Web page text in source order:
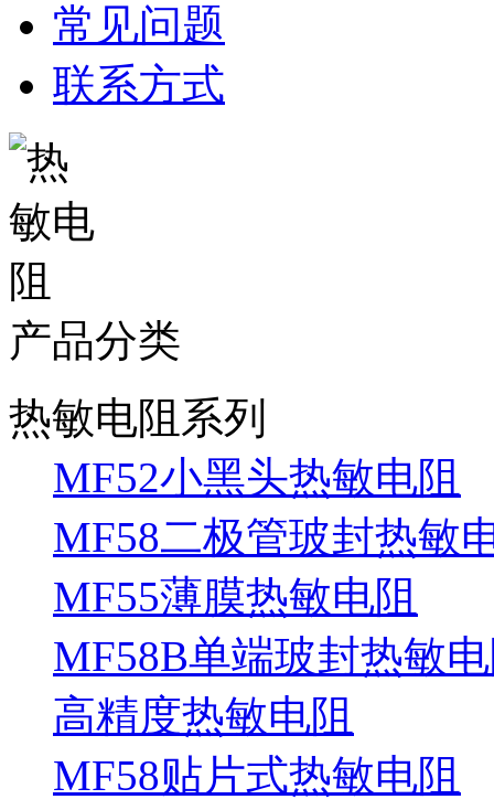
常见问题
联系方式
产品分类
热敏电阻系列
MF52小黑头热敏电阻
MF58二极管玻封热敏
MF55薄膜热敏电阻
MF58B单端玻封热敏
高精度热敏电阻
MF58贴片式热敏电阻